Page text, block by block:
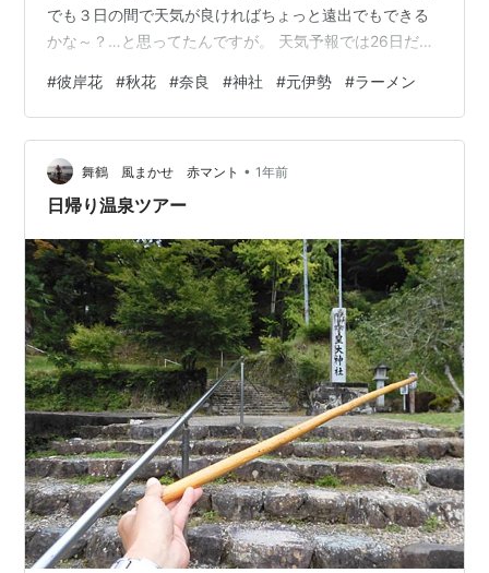
でも３日の間で天気が良ければちょっと遠出でもできる
かな～？…と思ってたんですが。 天気予報では26日だけ
に行けないかも。 そう思って、母の通院の日を変えても
らって26日だけでもお出かけすることに。 あんまり遠出
はできないけど、前回に引き続き奈良方面の彼岸花をみ
にいこう♪ …と思ってたんですが、予報がかわって26日
もくもりになる気配。 むむ～。 まあいいや、彼岸花はも
#彼岸花 #秋花 #奈良 #神社 #元伊勢 #ラーメン
舞鶴 風まかせ 赤マント • 1年前
日帰り温泉ツアー